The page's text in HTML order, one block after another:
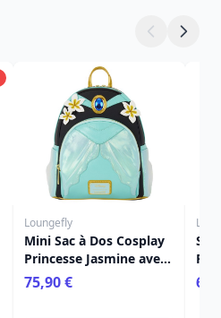
Loungefly
Mini Sac à Dos Cosplay
Princesse Jasmine avec
Charm Lampe - Disney
Loungefly Aladdin
75,90 €